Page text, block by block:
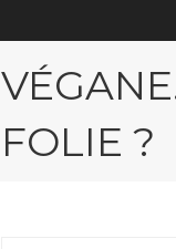
FOLIE ?